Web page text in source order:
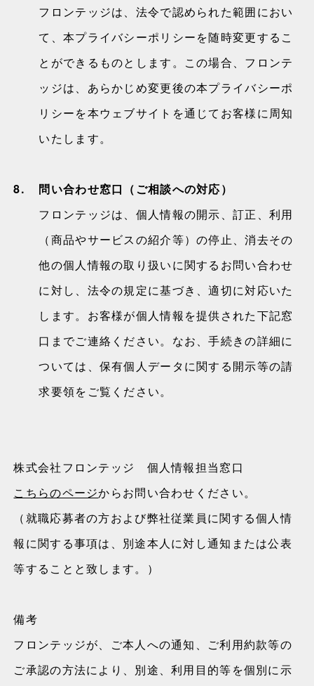
フロンテッジは、法令で認められた範囲におい
て、本プライバシーポリシーを随時変更するこ
とができるものとします。この場合、フロンテ
ッジは、あらかじめ変更後の本プライバシーポ
リシーを本ウェブサイトを通じてお客様に周知
いたします。
8.
問い合わせ窓口（ご相談への対応）
フロンテッジは、個人情報の開示、訂正、利用
（商品やサービスの紹介等）の停止、消去その
他の個人情報の取り扱いに関するお問い合わせ
に対し、法令の規定に基づき、適切に対応いた
します。お客様が個人情報を提供された下記窓
口までご連絡ください。なお、手続きの詳細に
ついては、保有個人データに関する開示等の請
求要領をご覧ください。
株式会社フロンテッジ 個人情報担当窓口
こちらのページからお問い合わせください。
（就職応募者の方および弊社従業員に関する個人情
報に関する事項は、別途本人に対し通知または公表
等することと致します。）
備考
フロンテッジが、ご本人への通知、ご利用約款等の
ご承認の方法により、別途、利用目的等を個別に示